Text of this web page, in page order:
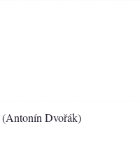
(Antonín Dvořák)